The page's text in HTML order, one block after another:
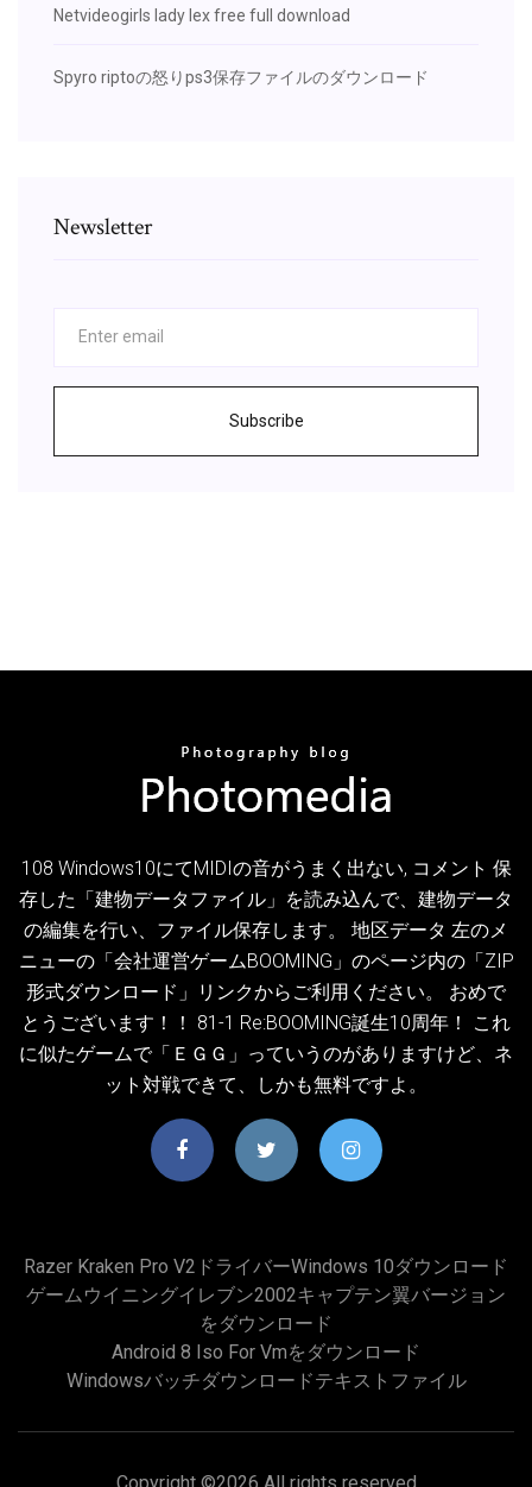
Netvideogirls lady lex free full download
Spyro riptoの怒りps3保存ファイルのダウンロード
Newsletter
Subscribe
108 Windows10にてMIDIの音がうまく出ない, コメント 保
存した「建物データファイル」を読み込んで、建物データ
の編集を行い、ファイル保存します。 地区データ 左のメ
ニューの「会社運営ゲームBOOMING」のページ内の「ZIP
形式ダウンロード」リンクからご利用ください。 おめで
とうございます！！ 81-1 Re:BOOMING誕生10周年！ これ
に似たゲームで「ＥＧＧ」っていうのがありますけど、ネ
ット対戦できて、しかも無料ですよ。
Razer Kraken Pro V2ドライバーWindows 10ダウンロード
ゲームウイニングイレブン2002キャプテン翼バージョン
をダウンロード
Android 8 Iso For Vmをダウンロード
Windowsバッチダウンロードテキストファイル